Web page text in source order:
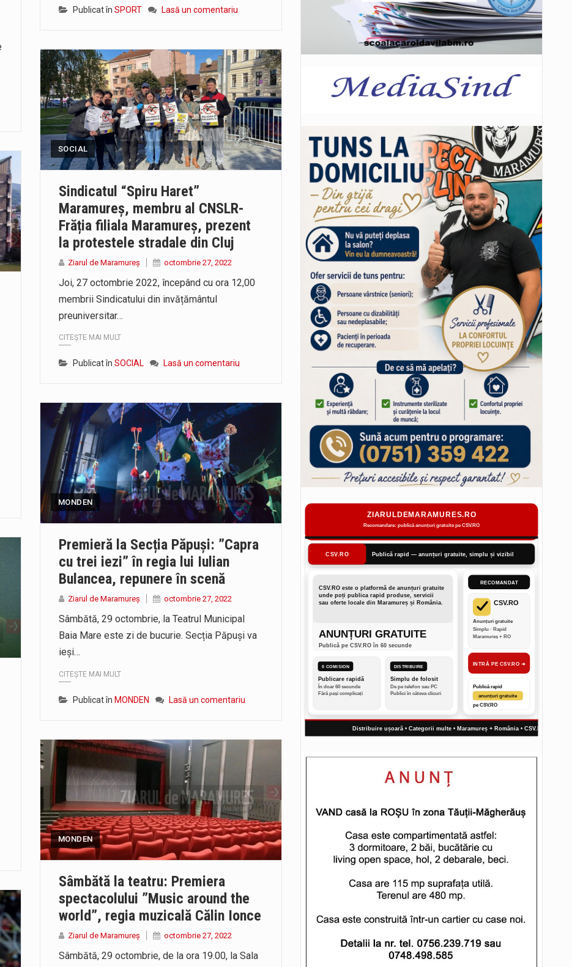
Publicat în SPORT Lasă un comentariu
SOCIAL
Sindicatul “Spiru Haret”
Maramureș, membru al CNSLR-
Frăția filiala Maramureș, prezent
la protestele stradale din Cluj
Ziarul de Maramureș octombrie 27, 2022
Joi, 27 octombrie 2022, începând cu ora 12,00
membrii Sindicatului din invățământul
preuniversitar…
CITEȘTE MAI MULT
Publicat în SOCIAL Lasă un comentariu
MONDEN
Premieră la Secția Păpuși: ”Capra
cu trei iezi” în regia lui Iulian
Bulancea, repunere în scenă
Ziarul de Maramureș octombrie 27, 2022
Sâmbătă, 29 octombrie, la Teatrul Municipal
Baia Mare este zi de bucurie. Secția Păpuși va
ieși…
CITEȘTE MAI MULT
Publicat în MONDEN Lasă un comentariu
MONDEN
Sâmbătă la teatru: Premiera
spectacolului ”Music around the
world”, regia muzicală Călin Ionce
Ziarul de Maramureș octombrie 27, 2022
Sâmbătă, 29 octombrie, de la ora 19.00, la Sala